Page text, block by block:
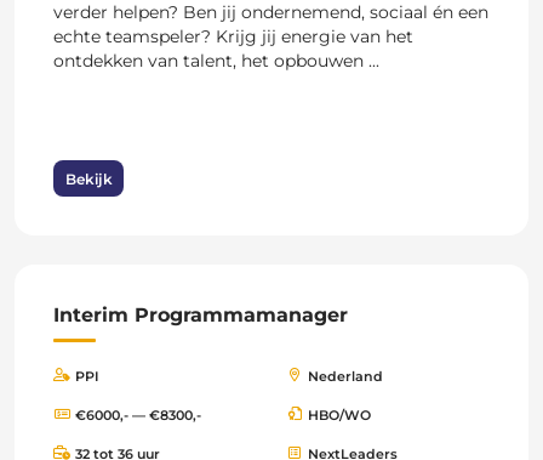
verder helpen? Ben jij ondernemend, sociaal én een
echte teamspeler? Krijg jij energie van het
ontdekken van talent, het opbouwen ...
Bekijk
Interim Programmamanager
PPI Nederland
€6000,- — €8300,- HBO/WO
32 tot 36 uur NextLeaders